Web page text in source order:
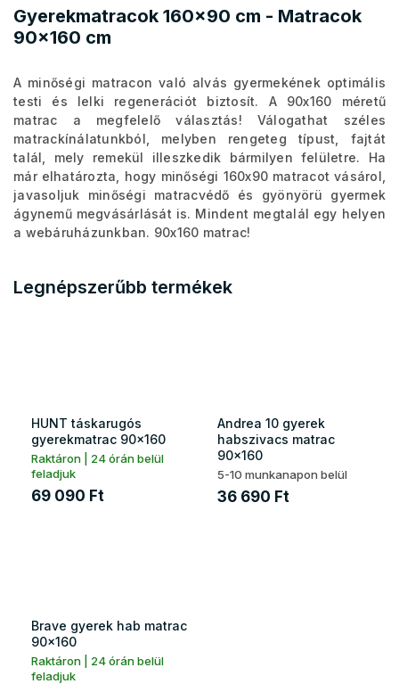
Gyerekmatracok 160x90 cm - Matracok
90x160 cm
A minőségi matracon való alvás gyermekének optimális
testi és lelki regenerációt biztosít. A 90x160 méretű
matrac a megfelelő választás! Válogathat széles
matrackínálatunkból, melyben rengeteg típust, fajtát
talál, mely remekül illeszkedik bármilyen felületre. Ha
már elhatározta, hogy minőségi 160x90 matracot vásárol,
javasoljuk minőségi matracvédő és gyönyörü gyermek
ágynemű megvásárlását is. Mindent megtalál egy helyen
a webáruházunkban. 90x160 matrac!
Legnépszerűbb termékek
HUNT táskarugós
gyerekmatrac 90x160
Raktáron | 24 órán belül
feladjuk
69 090 Ft
Andrea 10 gyerek
habszivacs matrac
90x160
5-10 munkanapon belül
36 690 Ft
Brave gyerek hab matrac
90x160
Raktáron | 24 órán belül
feladjuk